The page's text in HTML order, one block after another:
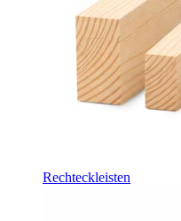
Rechteckleisten